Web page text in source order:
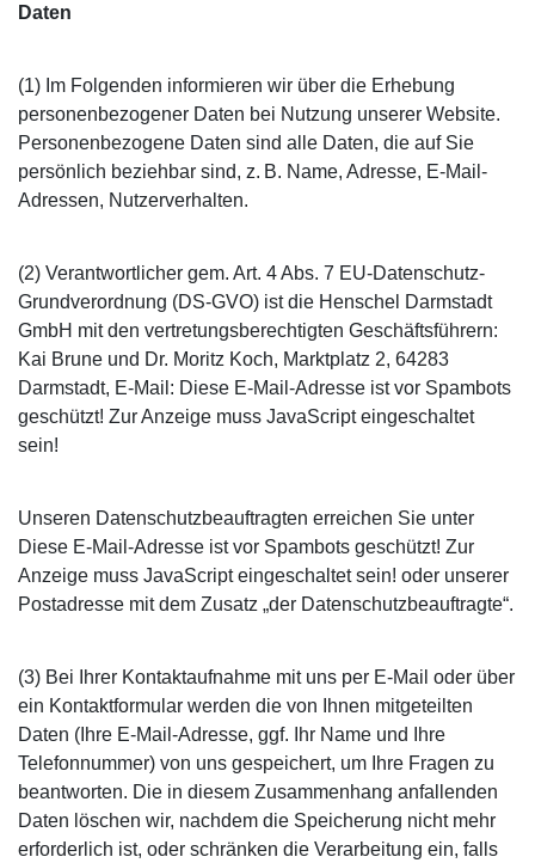
Daten
(1) Im Folgenden informieren wir über die Erhebung
personenbezogener Daten bei Nutzung unserer Website.
Personenbezogene Daten sind alle Daten, die auf Sie
persönlich beziehbar sind, z. B. Name, Adresse, E-Mail-
Adressen, Nutzerverhalten.
(2) Verantwortlicher gem. Art. 4 Abs. 7 EU-Datenschutz-
Grundverordnung (DS-GVO) ist die Henschel Darmstadt
GmbH mit den vertretungsberechtigten Geschäftsführern:
Kai Brune und Dr. Moritz Koch, Marktplatz 2, 64283
Darmstadt, E-Mail: Diese E-Mail-Adresse ist vor Spambots
geschützt! Zur Anzeige muss JavaScript eingeschaltet
sein!
Unseren Datenschutzbeauftragten erreichen Sie unter
Diese E-Mail-Adresse ist vor Spambots geschützt! Zur
Anzeige muss JavaScript eingeschaltet sein! oder unserer
Postadresse mit dem Zusatz „der Datenschutzbeauftragte“.
(3) Bei Ihrer Kontaktaufnahme mit uns per E-Mail oder über
ein Kontaktformular werden die von Ihnen mitgeteilten
Daten (Ihre E-Mail-Adresse, ggf. Ihr Name und Ihre
Telefonnummer) von uns gespeichert, um Ihre Fragen zu
beantworten. Die in diesem Zusammenhang anfallenden
Daten löschen wir, nachdem die Speicherung nicht mehr
erforderlich ist, oder schränken die Verarbeitung ein, falls